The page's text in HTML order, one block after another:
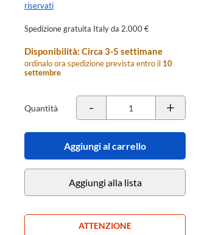
riservati
Spedizione gratuita Italy da 2.000 €
Disponibilità: Circa 3-5 settimane
ordinalo ora spedizione prevista entro il 10
settembre
Quantità - +
Aggiungi al carrello
Aggiungi alla lista
ATTENZIONE